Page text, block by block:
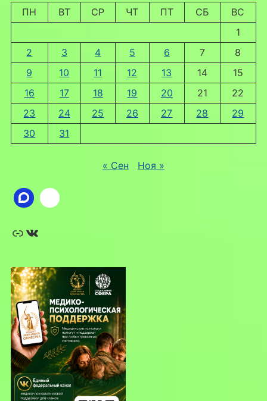
ПН ВТ СР ЧТ ПТ СБ
ВС
1
2
3 4 5 6 7
8
9
10 11 12 13 14
15
16
17 18 19 20 21
22
23
24 25 26 27 28
29
30
31
« Сен Ноя »
Ссылка